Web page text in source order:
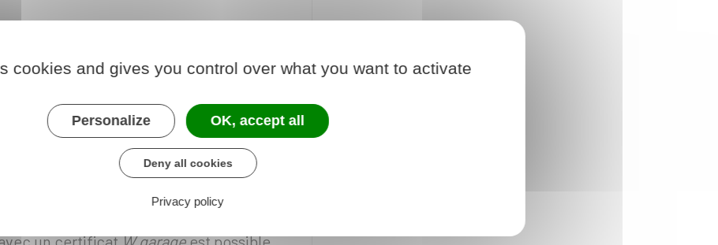
d'achat ne peut circuler que s'il est
W garage.
W garage ?
un certificatW garageest possible
cookies and gives you control over what you want to activate
Personalize OK, accept all
Deny all cookies
Privacy policy